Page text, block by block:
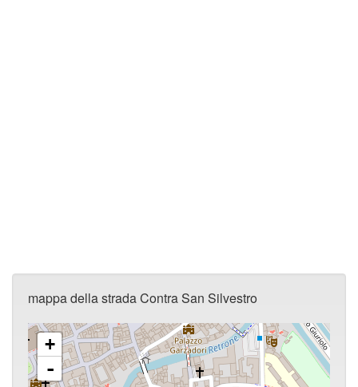
mappa della strada Contra San Silvestro
+
-